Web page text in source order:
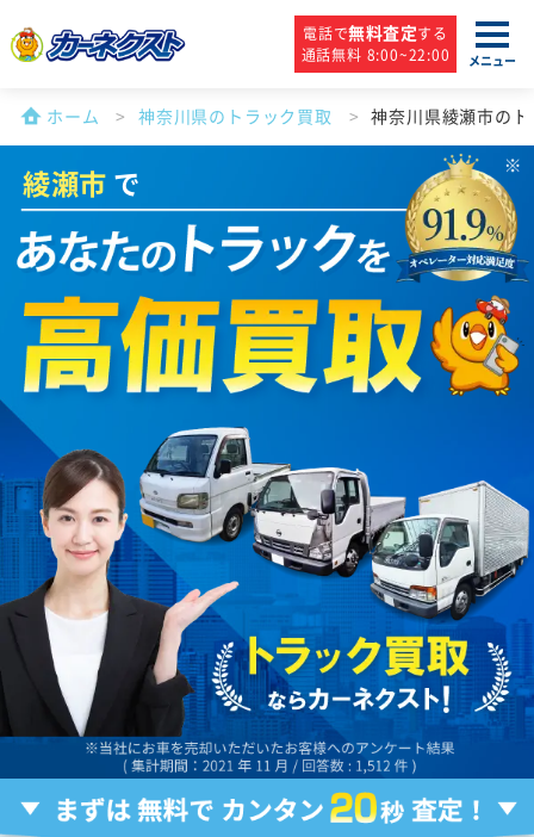
電話で無料査定する
通話無料 8:00~22:00
メニュー
ホーム 神奈川県のトラック買取 神奈川県綾瀬市の
綾瀬市 で